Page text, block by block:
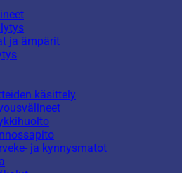
ja ämpärit
käsittely
ja kynnysmatot